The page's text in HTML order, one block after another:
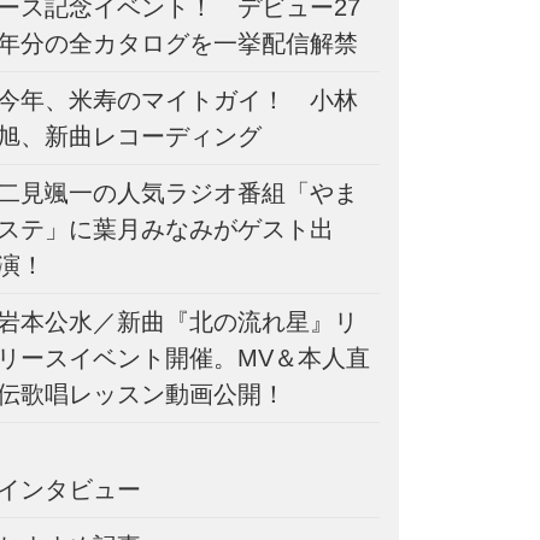
ス記念イベント！ デビュー27
分の全カタログを一挙配信解禁
年、米寿のマイトガイ！ 小林
、新曲レコーディング
見颯一の人気ラジオ番組「やま
ステ」に葉月みなみがゲスト出
！
本公水／新曲『北の流れ星』リ
リースイベント開催。MV＆本人直
歌唱レッスン動画公開！
インタビュー